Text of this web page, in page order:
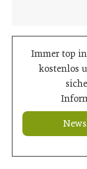
Immer top
kostenlos